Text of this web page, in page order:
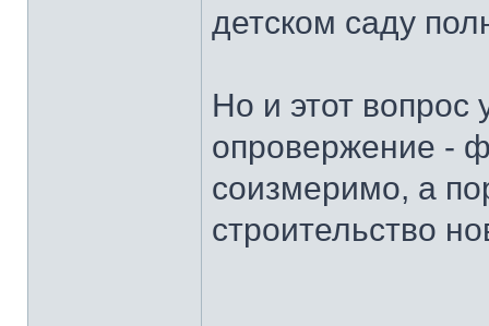
детском саду
Но и этот
опровержение -
соизмеримо, а
строительство